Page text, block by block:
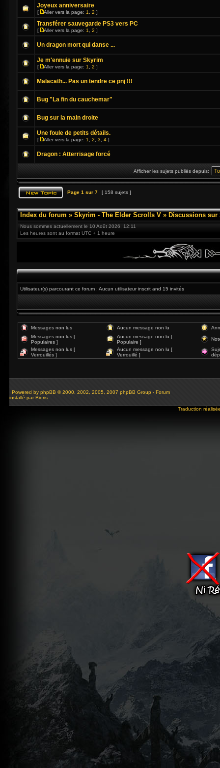
Joyeux anniversaire
[ Aller vers la page: 1 2 ]
Transférer sauvegarde PS3 vers PC
[ Aller vers la page: 1 2 ]
Un dragon mort qui danse ...
Je m'ennuie sur Skyrim
[ Aller vers la page: 1 2 ]
Malacath... Pas un tendre ce pnj !!!
Bug "La fin du cauchemar"
Bug sur la main droite
Une foule de petits détails.
[ Aller vers la page: 1 2 3 4 ]
Dragon : Atterrisage forcé
Afficher les sujets publiés depuis:
Page 1 sur 7 [ 158 sujets ]
Index du forum » Skyrim - The Elder Scrolls V » Discussions sur
Nous sommes actuellement le 10 Août 2026, 12:11
Les heures sont au format UTC + 1 heure
Utilisateur(s) parcourant ce forum : Aucun utilisateur inscrit and 15 invités
Messages non lus Aucun message non lu
Messages non lus [
Populaires ]
Aucun message non lu [
Populaire ]
Messages non lus [
Verrouillés ]
Aucun message non lu [
Verrouillé ]
Powered by phpBB © 2000, 2002, 2005, 2007 phpBB Group - Forum
installé par Bioris.
Traduction